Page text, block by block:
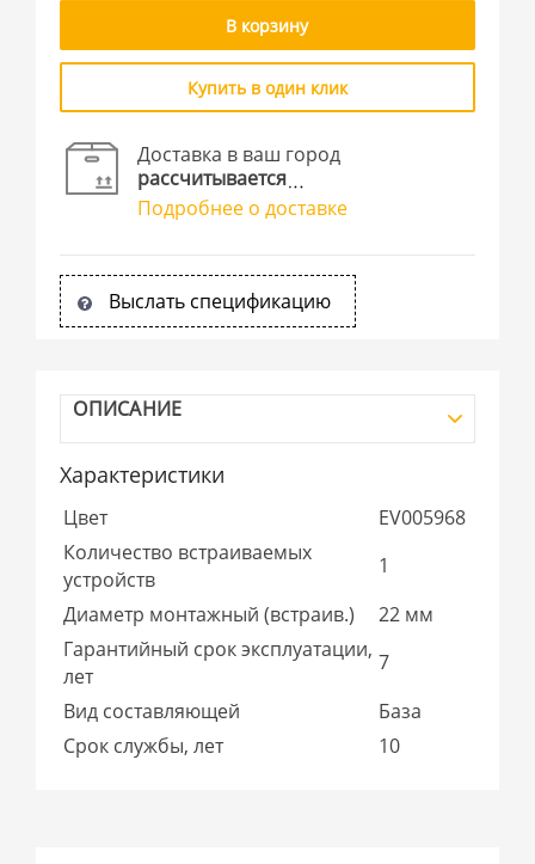
В корзину
Купить в один клик
Доставка в ваш город
рассчитывается
Подробнее о доставке
Выслать спецификацию
ОПИСАНИЕ
Характеристики
Цвет
EV005968
Количество встраиваемых
устройств
1
Диаметр монтажный (встраив.)
22 мм
Гарантийный срок эксплуатации,
лет
7
Вид составляющей
База
Срок службы, лет
10